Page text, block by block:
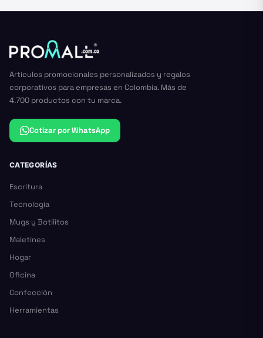
Artículos promocionales personalizados y regalos
corporativos para empresas en Colombia. Más de
4.700 productos con tu marca.
Cotizar por WhatsApp
CATEGORÍAS
Escritura
Tecnología
Mugs y Botilitos
Maletines
Hogar
Oficina
Confección
Herramientas